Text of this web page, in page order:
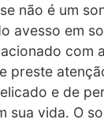
não é um
avesso em
com
preste
e de
sua vida. O